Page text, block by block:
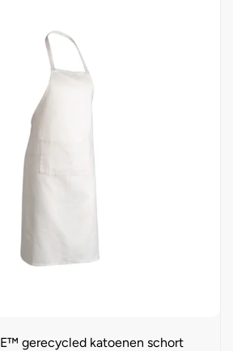
gerecycled katoenen schort